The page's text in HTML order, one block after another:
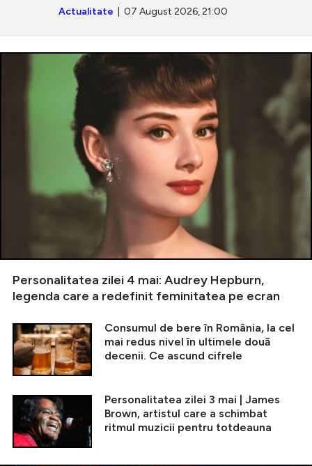
Actualitate | 07 August 2026, 21:00
Personalitatea zilei 4 mai: Audrey Hepburn,
legenda care a redefinit feminitatea pe ecran
Consumul de bere în România, la cel
mai redus nivel în ultimele două
decenii. Ce ascund cifrele
Personalitatea zilei 3 mai | James
Brown, artistul care a schimbat
ritmul muzicii pentru totdeauna